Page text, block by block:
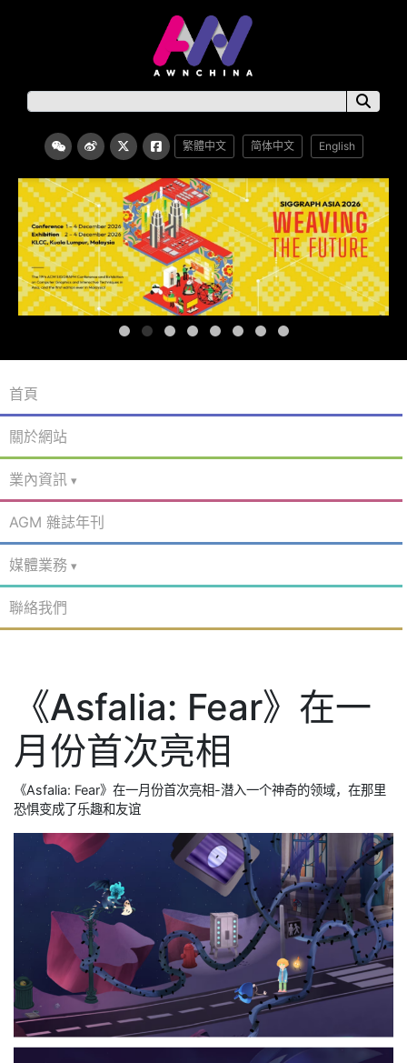
繁體中文 简体中文 English
首頁
關於網站
業內資訊
AGM 雜誌年刊
媒體業務
聯絡我們
《Asfalia: Fear》在一
月份首次亮相
《Asfalia: Fear》在一月份首次亮相-潜入一个神奇的领域，在那里
恐惧变成了乐趣和友谊